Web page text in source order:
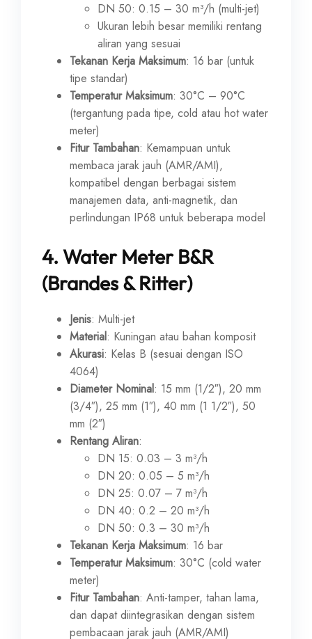
DN 50: 0.15 – 30 m³/h (multi-jet)
Ukuran lebih besar memiliki rentang
aliran yang sesuai
Tekanan Kerja Maksimum: 16 bar (untuk
tipe standar)
Temperatur Maksimum: 30°C – 90°C
(tergantung pada tipe, cold atau hot water
meter)
Fitur Tambahan: Kemampuan untuk
membaca jarak jauh (AMR/AMI),
kompatibel dengan berbagai sistem
manajemen data, anti-magnetik, dan
perlindungan IP68 untuk beberapa model
4. Water Meter B&R
(Brandes & Ritter)
Jenis: Multi-jet
Material: Kuningan atau bahan komposit
Akurasi: Kelas B (sesuai dengan ISO
4064)
Diameter Nominal: 15 mm (1/2″), 20 mm
(3/4″), 25 mm (1″), 40 mm (1 1/2″), 50
mm (2″)
Rentang Aliran:
DN 15: 0.03 – 3 m³/h
DN 20: 0.05 – 5 m³/h
DN 25: 0.07 – 7 m³/h
DN 40: 0.2 – 20 m³/h
DN 50: 0.3 – 30 m³/h
Tekanan Kerja Maksimum: 16 bar
Temperatur Maksimum: 30°C (cold water
meter)
Fitur Tambahan: Anti-tamper, tahan lama,
dan dapat diintegrasikan dengan sistem
pembacaan jarak jauh (AMR/AMI)